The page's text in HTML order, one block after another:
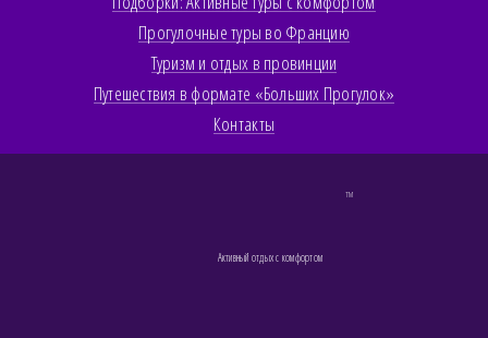
Прогулочные туры во Францию
Туризм и отдых в провинции
Путешествия в формате «Больших Прогулок»
Контакты
TM
Активный отдых с комфортом